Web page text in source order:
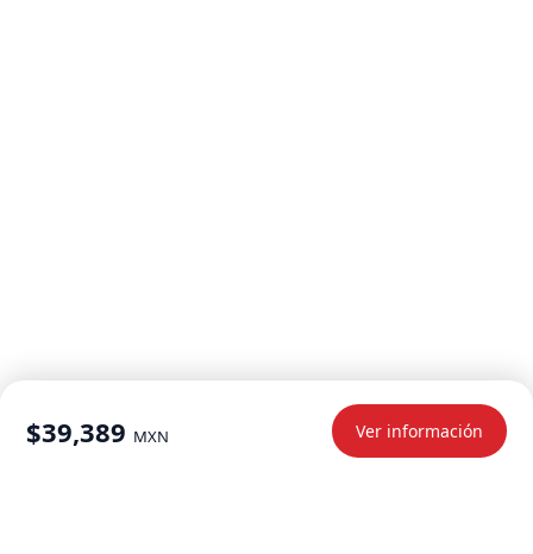
$39,389 MXN Ver información